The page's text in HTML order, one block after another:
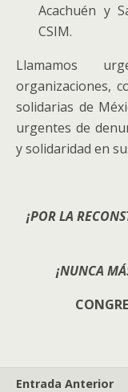
Acachuén y
CSIM.
Llamamos
organizaciones,
solidarias de
urgentes de
y solidaridad en
¡POR LA
¡NUNCA MÁ
Entrada Anterior